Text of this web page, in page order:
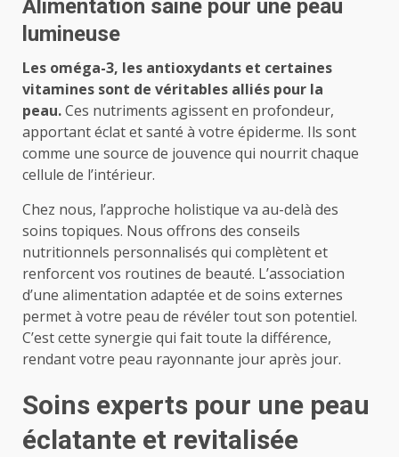
Alimentation saine pour une peau
lumineuse
Les oméga-3, les antioxydants et certaines
vitamines sont de véritables alliés pour la
peau.Ces nutriments agissent en profondeur,
apportant éclat et santé à votre épiderme. Ils sont
comme une source de jouvence qui nourrit chaque
cellule de l’intérieur.
Chez nous, l’approche holistique va au-delà des
soins topiques. Nous offrons des conseils
nutritionnels personnalisés qui complètent et
renforcent vos routines de beauté. L’association
d’une alimentation adaptée et de soins externes
permet à votre peau de révéler tout son potentiel.
C’est cette synergie qui fait toute la différence,
rendant votre peau rayonnante jour après jour.
Soins experts pour une peau
éclatante et revitalisée